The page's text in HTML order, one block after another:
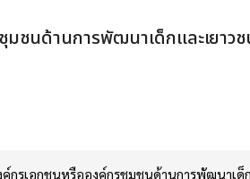
มชนด้านการพัฒนาเด็กและเยาว
กรเอกชนหรือองค์กรชุมชนด้านการพัฒนาเด็